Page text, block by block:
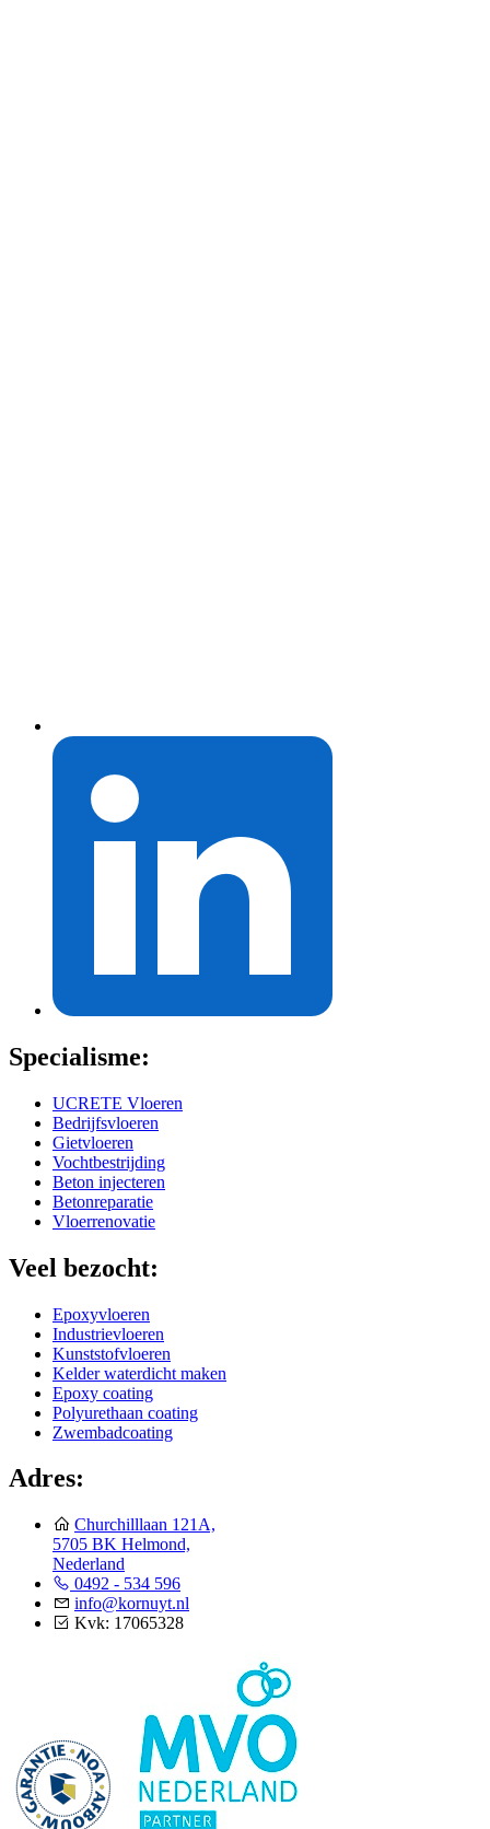
Specialisme:
UCRETE Vloeren
Bedrijfsvloeren
Gietvloeren
Vochtbestrijding
Beton injecteren
Betonreparatie
Vloerrenovatie
Veel bezocht:
Epoxyvloeren
Industrievloeren
Kunststofvloeren
Kelder waterdicht maken
Epoxy coating
Polyurethaan coating
Zwembadcoating
Adres:
Churchilllaan 121A,
5705 BK Helmond,
Nederland
0492 - 534 596
info@kornuyt.nl
Kvk: 17065328